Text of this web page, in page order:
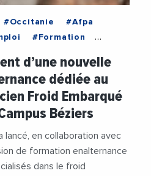
#Occitanie
#Afpa
#Formation
d’une nouvelle
dédiée au
Froid Embarqué
Béziers
lancé, en collaboration avec
de formation enalternance
dans le froid